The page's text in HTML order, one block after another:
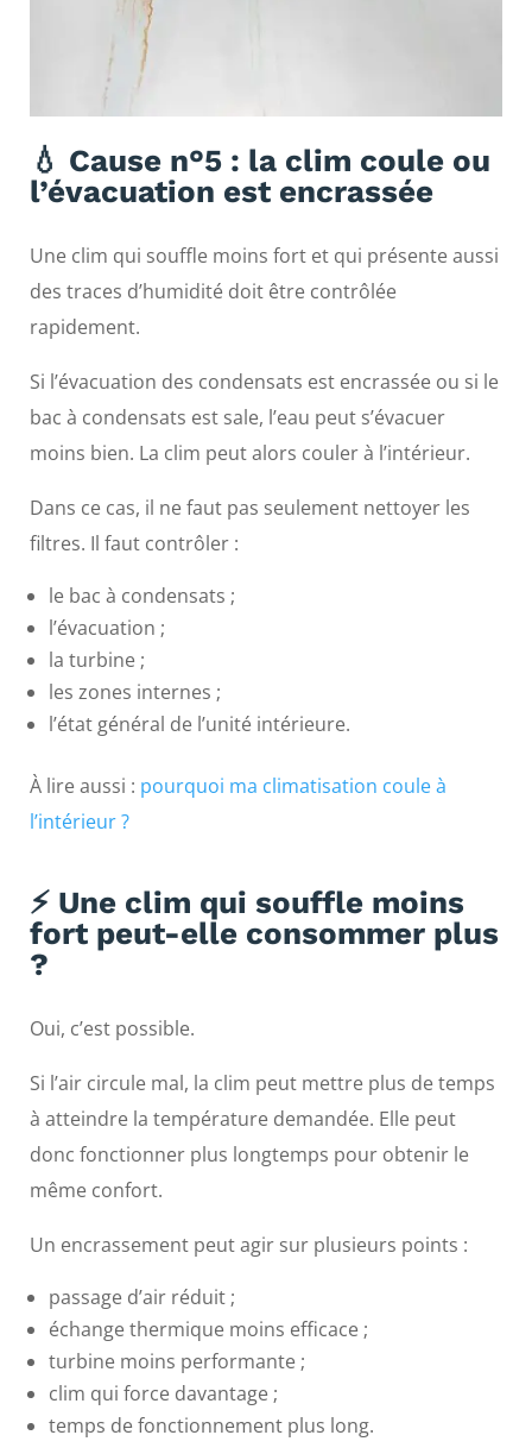
💧 Cause n°5 : la clim coule ou
l’évacuation est encrassée
Une clim qui souffle moins fort et qui présente aussi
des traces d’humidité doit être contrôlée
rapidement.
Si l’évacuation des condensats est encrassée ou si le
bac à condensats est sale, l’eau peut s’évacuer
moins bien. La clim peut alors couler à l’intérieur.
Dans ce cas, il ne faut pas seulement nettoyer les
filtres. Il faut contrôler :
le bac à condensats ;
l’évacuation ;
la turbine ;
les zones internes ;
l’état général de l’unité intérieure.
À lire aussi : pourquoi ma climatisation coule à
l’intérieur ?
⚡ Une clim qui souffle moins
fort peut-elle consommer plus
?
Oui, c’est possible.
Si l’air circule mal, la clim peut mettre plus de temps
à atteindre la température demandée. Elle peut
donc fonctionner plus longtemps pour obtenir le
même confort.
Un encrassement peut agir sur plusieurs points :
passage d’air réduit ;
échange thermique moins efficace ;
turbine moins performante ;
clim qui force davantage ;
temps de fonctionnement plus long.